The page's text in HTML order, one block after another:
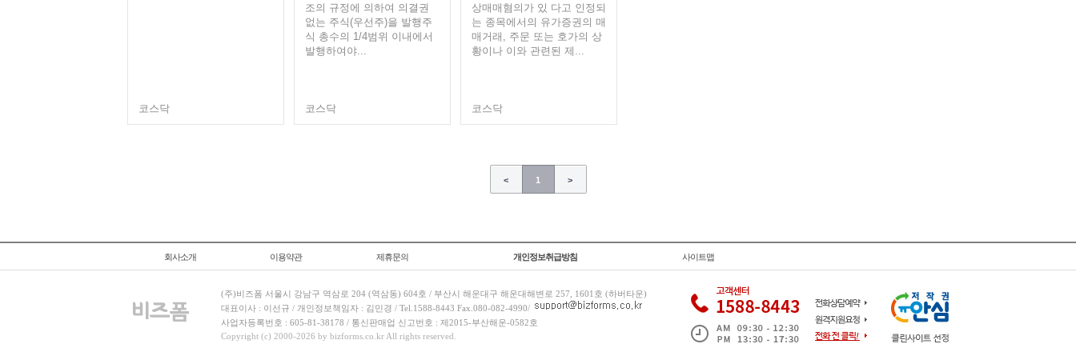
코스닥
조의 규정에 의하여 의결권
없는 주식(우선주)을 발행주
식 총수의 1/4범위 이내에서
발행하여야...
코스닥
상매매혐의가 있 다고 인정되
는 종목에서의 유가증권의 매
매거래, 주문 또는 호가의 상
황이나 이와 관련된 제...
코스닥
< 1 >
회사소개 이용약관 제휴문의 개인정보취급방침 사이트맵
(주)비즈폼 서울시 강남구 역삼로 204 (역삼동) 604호 / 부산시 해운대구 해운대해변로 257, 1601호 (하버타운)
대표이사 : 이선규 / 개인정보책임자 : 김민경 / Tel.1588-8443 Fax.080-082-4990/
사업자등록번호 : 605-81-38178 / 통신판매업 신고번호 : 제2015-부산해운-0582호
Copyright (c) 2000-2026 by bizforms.co.kr All rights reserved.